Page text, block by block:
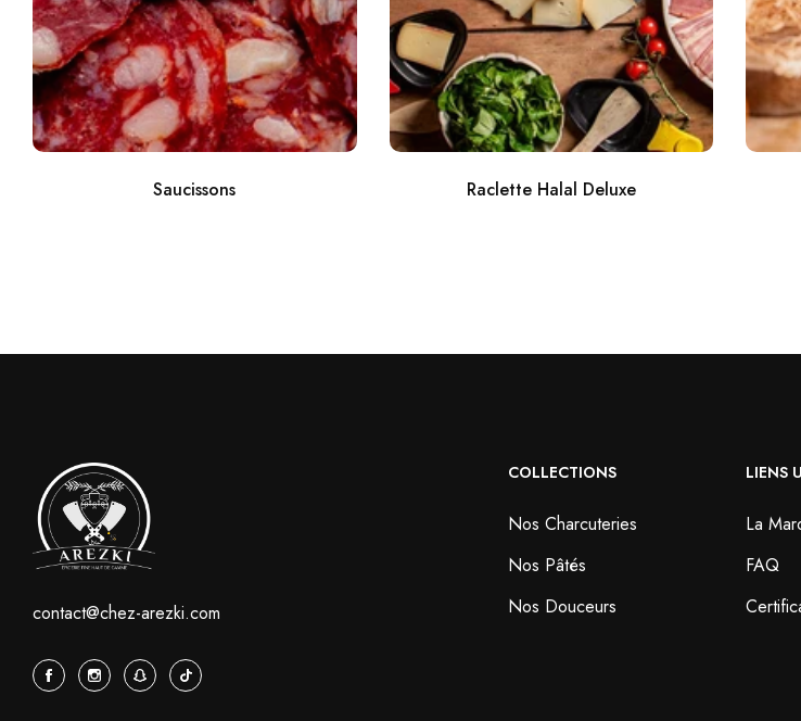
Saucissons Raclette Halal Deluxe
contact@chez-arezki.com
COLLECTIONS
Nos Charcuteries
Nos Pâtés
Nos Douceurs
LIENS
La
FAQ